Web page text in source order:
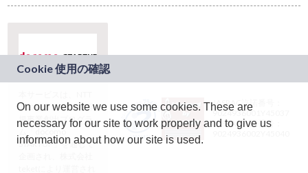
ドコモグループの新
規事業創出プログラ
ム「docomo
STARTUP」を通じて
JASRAC許諾番号：
9024936001Y45037
JASRAC許諾番号：
On our website we use some cookies. These are
necessary for our site to work properly and to give us
information about how our site is used.